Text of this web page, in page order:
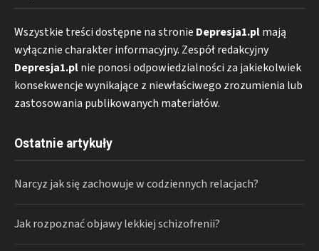
Wszystkie treści dostępne na stronie Depresja1.plmają
wyłącznie charakter informacyjny. Zespół redakcyjny
Depresja1.plnie ponosi odpowiedzialności za jakiekolwiek
konsekwencje wynikające z niewłaściwego zrozumienia lub
zastosowania publikowanych materiałów.
Ostatnie artykuły
Narcyz jak się zachowuje w codziennych relacjach?
Jak rozpoznać objawy lekkiej schizofrenii?